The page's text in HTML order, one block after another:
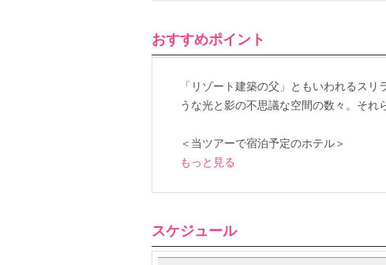
おすすめポイント
「リゾート建築の父」ともいわれるス
うな光と影の不思議な空間の数々。そ
＜当ツアーで宿泊予定のホテル＞
もっと見る
スケジュール